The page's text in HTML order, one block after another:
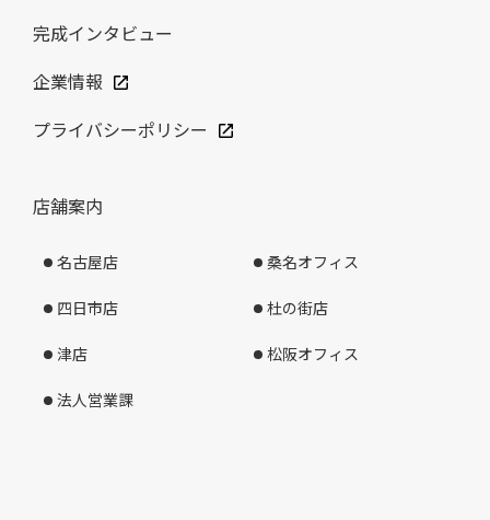
完成インタビュー
企業情報
プライバシーポリシー
店舗案内
名古屋店 桑名オフィス
四日市店 杜の街店
津店 松阪オフィス
法人営業課